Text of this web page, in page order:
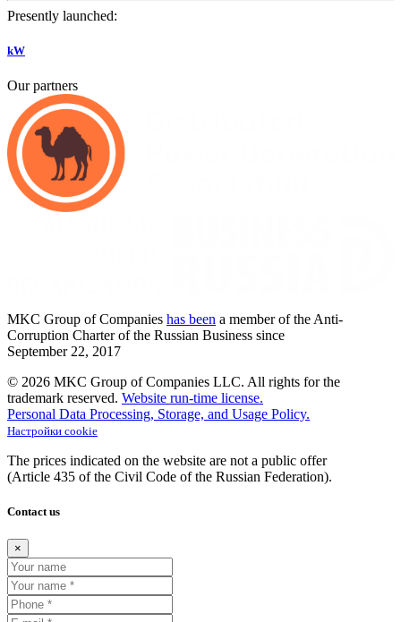
Presently launched:
kW
Our partners
MKC Group of Companies has been a member of the Anti-
Corruption Charter of the Russian Business since
September 22, 2017
© 2026 MKC Group of Companies LLC. All rights for the
trademark reserved. Website run-time license.
Personal Data Processing, Storage, and Usage Policy.
Настройки cookie
The prices indicated on the website are not a public offer
(Article 435 of the Civil Code of the Russian Federation).
Contact us
×